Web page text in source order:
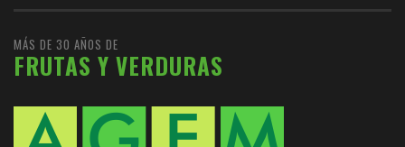
MÁS DE 30 AÑOS DE
FRUTAS Y VERDURAS